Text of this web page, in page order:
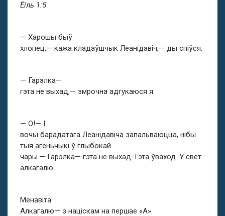
Ёіль 1:5
— Харошы быў
хлопец,— кажа кладаўшчык Леанідавіч,— ды спіўся.
— Гарэлка—
гэта не выхад,— змрочна адгукаюся я.
— О!— І
вочы барадатага Леанідавіча запальваюцца, нібы
тыя агеньчыкі ў глыбокай
чары.— Гарэлка— гэта не выхад. Гэта ўваход. У свет
алкагалю.
Менавіта
Алкагалю— з націскам на першае «А».